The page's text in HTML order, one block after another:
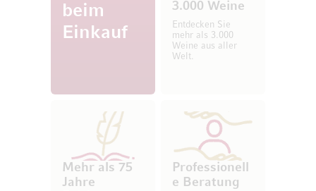
beim
Einkauf
3.000 Weine
Entdecken Sie
mehr als 3.000
Weine aus aller
Welt.
Mehr als 75
Jahre
Professionell
e Beratung